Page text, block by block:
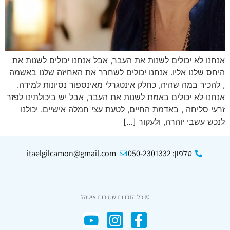
אנחנו לא יכולים לשנות את העבר, אבל אנחנו יכולים לשנות את
היחס שלנו אליו. אנחנו יכולים לשחרר את האחיזה שלנו באשמה
, להכיר במה שהיה, כחלק אינטגרלי מאינספור נסיונות למידה.
אנחנו לא יכולים באמת לשנות את העבר, אבל יש ביכולתינו לפזר
זרעי סליחה , באדמת החיים, לטעת עצי חמלה אישיים. יכולנו
לנכש עשבי יוהרה, ולעקור […]
טלפון: 050-2301332 itaelgilcamon@gmail.com
© כל הזכויות שמורות איטהל